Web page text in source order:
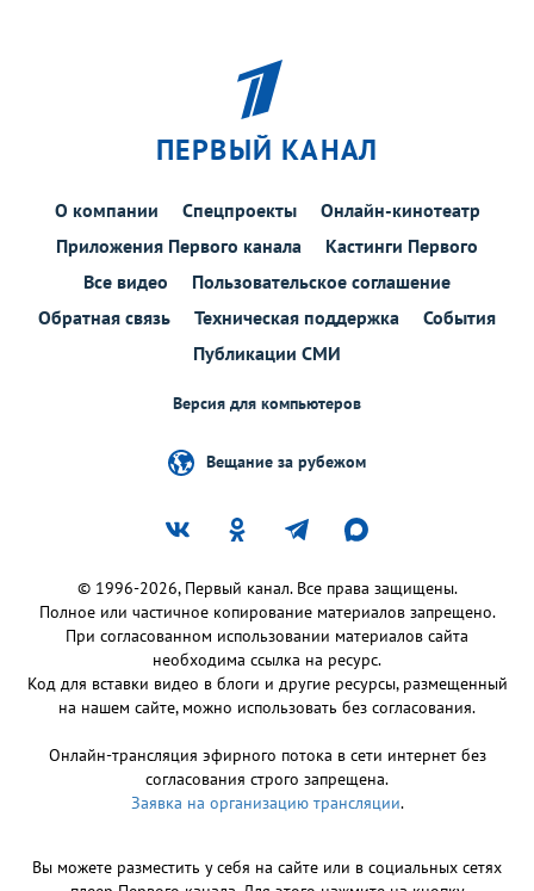
ПЕРВЫЙ КАНАЛ
О компании Спецпроекты
Онлайн-кинотеатр
Приложения Первого канала
Кастинги Первого
Все видео
Пользовательское соглашение
Обратная связь
Техническая поддержка
События
Публикации СМИ
Версия для компьютеров
Вещание за рубежом
© 1996-2026, Первый канал. Все права защищены.
Полное или частичное копирование материалов запрещено.
При согласованном использовании материалов сайта
необходима ссылка на ресурс.
Код для вставки видео в блоги и другие ресурсы, размещенный
на нашем сайте, можно использовать без согласования.
Онлайн-трансляция эфирного потока в сети интернет без
согласования строго запрещена.
Заявка на организацию трансляции.
Вы можете разместить у себя на сайте или в социальных сетях